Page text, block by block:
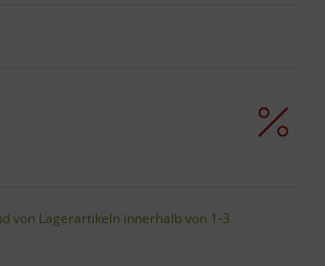
von Lagerartikeln innerhalb von 1-3